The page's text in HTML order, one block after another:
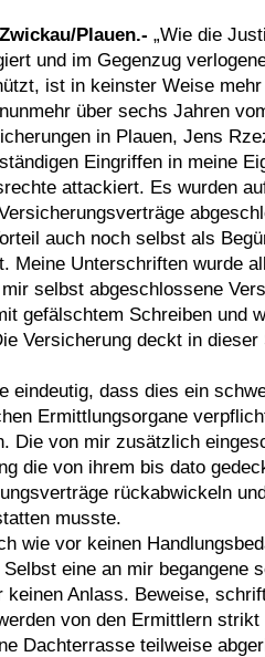
Plauen.- „Wie die
und im Gegenzug
ist in keinster Weise
über sechs Jahren
in Plauen, Jens
Eingriffen in meine
attackiert. Es wurden
auch noch selbst als
Meine Unterschriften wurde
selbst abgeschlossene
gefälschtem Schreiben und
Versicherung deckt in dieser
eindeutig, dass dies ein
Ermittlungsorgane
Die von mir zusätzlich
die von ihrem bis dato
rückabwickeln
musste.
wie vor keinen
eine an mir begangene
keinen Anlass. Beweise,
von den Ermittlern
Dachterrasse teilweise